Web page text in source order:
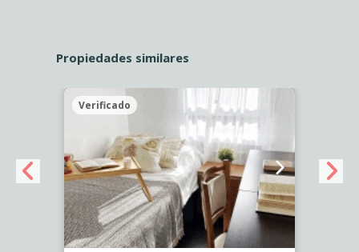
Propiedades similares
Verificado